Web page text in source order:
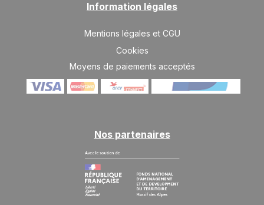
Information légales
Mentions légales et CGU
Cookies
Moyens de paiements acceptés
Nos partenaires